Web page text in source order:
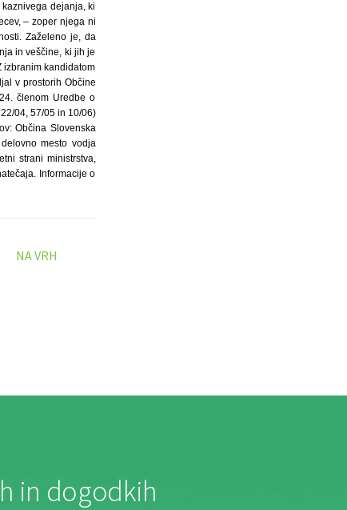
dejanja, ki
– zoper njega ni
Zaželeno je, da
in veščine, ki jih je
kandidatom
v prostorih Občine
členom Uredbe o
04, 57/05 in 10/06)
Občina Slovenska
mesto vodja
strani ministrstva,
Informacije o
NA VRH
in dogodkih